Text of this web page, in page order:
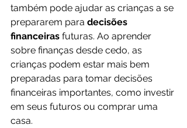
também pode ajudar as crianças a se
prepararem para decisões
financeiras futuras. Ao aprender
sobre finanças desde cedo, as
crianças podem estar mais bem
preparadas para tomar decisões
financeiras importantes, como investir
em seus futuros ou comprar uma
casa.